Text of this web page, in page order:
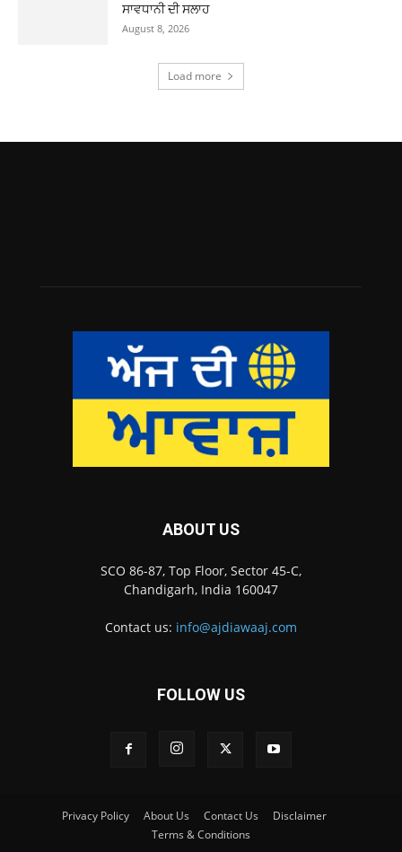
ਸਾਵਧਾਨੀ ਦੀ ਸਲਾਹ
August 8, 2026
Load more
ABOUT US
SCO 86-87, Top Floor, Sector 45-C,
Chandigarh, India 160047
Contact us: info@ajdiawaaj.com
FOLLOW US
Privacy Policy About Us Contact Us
Disclaimer
Terms & Conditions